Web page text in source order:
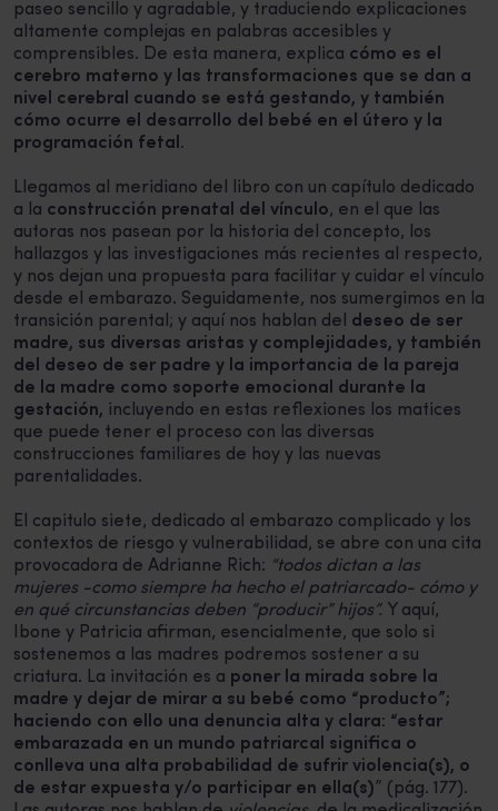
paseo sencillo y agradable, y traduciendo explicaciones
altamente complejas en palabras accesibles y
comprensibles. De esta manera, explica cómo es el
cerebro materno y las transformaciones que se dan a
nivel cerebral cuando se está gestando, y también
cómo ocurre el desarrollo del bebé en el útero y la
programación fetal.
Llegamos al meridiano del libro con un capítulo dedicado
a la construcción prenatal del vínculo, en el que las
autoras nos pasean por la historia del concepto, los
hallazgos y las investigaciones más recientes al respecto,
y nos dejan una propuesta para facilitar y cuidar el vínculo
desde el embarazo. Seguidamente, nos sumergimos en la
transición parental; y aquí nos hablan del deseo de ser
madre, sus diversas aristas y complejidades, y también
del deseo de ser padre y la importancia de la pareja
de la madre como soporte emocional durante la
gestación, incluyendo en estas reflexiones los matices
que puede tener el proceso con las diversas
construcciones familiares de hoy y las nuevas
parentalidades.
El capitulo siete, dedicado al embarazo complicado y los
contextos de riesgo y vulnerabilidad, se abre con una cita
provocadora de Adrianne Rich: “todos dictan a las
mujeres -como siempre ha hecho el patriarcado- cómo y
en qué circunstancias deben “producir” hijos”. Y aquí,
Ibone y Patricia afirman, esencialmente, que solo si
sostenemos a las madres podremos sostener a su
criatura. La invitación es a poner la mirada sobre la
madre y dejar de mirar a su bebé como “producto”;
haciendo con ello una denuncia alta y clara: “estar
embarazada en un mundo patriarcal significa o
conlleva una alta probabilidad de sufrir violencia(s), o
de estar expuesta y/o participar en ella(s)” (pág. 177).